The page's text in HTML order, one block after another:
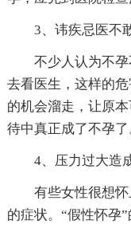
3、讳疾忌医不
不少人认为不
去看医生，这样的
的机会溜走，让原
待中真正成了不孕了
4、压力过大造
有些女性很想
的症状。“假性怀孕